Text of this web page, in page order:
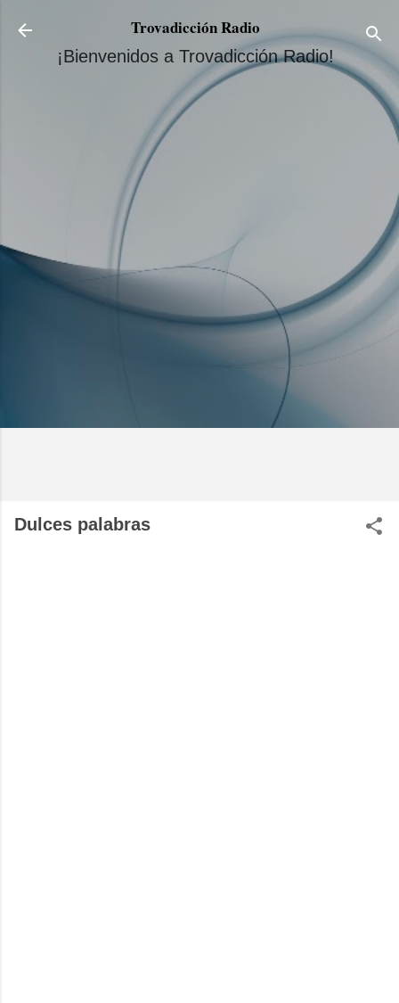
Ir al contenido principal
Trovadicción Radio
¡Bienvenidos a Trovadicción Radio!
Dulces palabras